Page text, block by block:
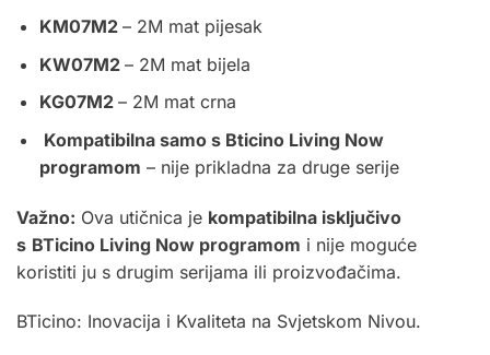
KM07M2 – 2M mat pijesak
KW07M2 – 2M mat bijela
KG07M2 – 2M mat crna
Kompatibilna samo s Bticino Living Now
programom – nije prikladna za druge serije
Važno: Ova utičnica je kompatibilna isključivo
s BTicino Living Now programom i nije moguće
koristiti ju s drugim serijama ili proizvođačima.
BTicino: Inovacija i Kvaliteta na Svjetskom Nivou.